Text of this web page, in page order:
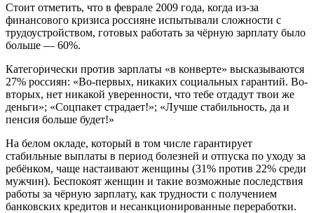
Стоит отметить, что в феврале 2009 года, когда из-за
финансового кризиса россияне испытывали сложности с
трудоустройством, готовых работать за чёрную зарплату было
больше — 60%.
Категорически против зарплаты «в конверте» высказываются
27% россиян: «Во-первых, никаких социальных гарантий. Во-
вторых, нет никакой уверенности, что тебе отдадут твои же
деньги»; «Соцпакет страдает!»; «Лучше стабильность, да и
пенсия больше будет!»
На белом окладе, который в том числе гарантирует
стабильные выплаты в период болезней и отпуска по уходу за
ребёнком, чаще настаивают женщины (31% против 22% среди
мужчин). Беспокоят женщин и такие возможные последствия
работы за чёрную зарплату, как трудности с получением
банковских кредитов и несанкционированные переработки.